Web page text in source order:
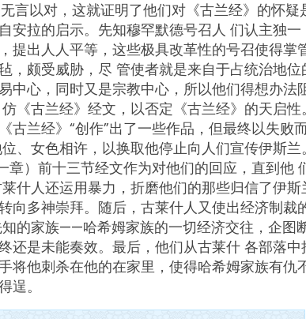
言以对，这就证明了他们对《古兰经》的怀疑
拉的启示。先知穆罕默德号召人 们认主独一
提出人人平等，这些极具改革性的号召使得掌
，颇受威胁，尽 管使者就是来自于占统治地位
中心，同时又是宗教中心，所以他们得想办法
《古兰经》经文，以否定《古兰经》的天启性。
古兰经》“创作”出了一些作品，但最终以失败
、女色相许，以换取他停止向人们宣传伊斯兰。
章）前十三节经文作为对他们的回应，直到他
什人还运用暴力，折磨他们的那些归信了伊斯
向多神崇拜。随后，古莱什人又使出经济制裁
的家族——哈希姆家族的一切经济交往，企图
还是未能奏效。最后，他们从古莱什 各部落中
将他刺杀在他的在家里，使得哈希姆家族有仇
逞。